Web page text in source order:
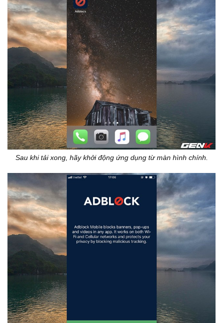
Sau khi tải xong, hãy khởi động ứng dụng từ màn hình chính.